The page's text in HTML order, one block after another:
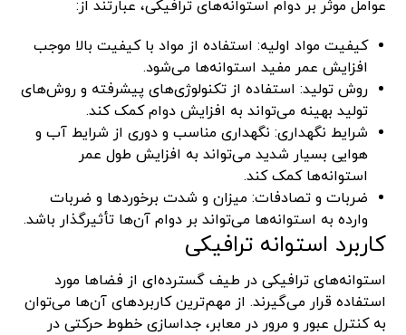
عوامل موثر بر دوام استوانه‌های ترافیکی، عبارتند از:
کیفیت مواد اولیه: استفاده از مواد با کیفیت بالا موجب
افزایش عمر مفید استوانه‌ها می‌شود.
روش تولید: استفاده از تکنولوژی‌های پیشرفته و روش‌های
تولید بهینه می‌تواند به افزایش دوام کمک کند.
شرایط نگهداری: نگهداری مناسب و دوری از شرایط آب و
هوایی بسیار شدید می‌تواند به افزایش طول عمر
استوانه‌ها کمک کند.
ضربات و تصادفات: میزان و شدت برخوردها و ضربات
وارده به استوانه‌ها می‌تواند بر دوام آن‌ها تأثیرگذار باشد.
کاربرد استوانه ترافیکی
استوانه‌های ترافیکی در طیف گسترده‌ای از فضاها مورد
استفاده قرار می‌گیرند. از مهم‌ترین کاربردهای آن‌ها می‌توان
به کنترل عبور و مرور در معابر، جداسازی خطوط حرکتی در